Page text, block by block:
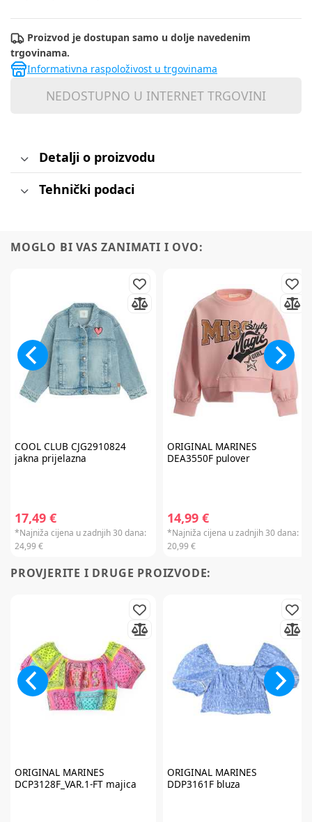
Proizvod je dostupan samo u dolje navedenim
trgovinama.
Informativna raspoloživost u trgovinama
NEDOSTUPNO U INTERNET TRGOVINI
Detalji o proizvodu
Tehnički podaci
MOGLO BI VAS ZANIMATI I OVO:
COOL CLUB CJG2910824
jakna prijelazna
17,49 €
*Najniža cijena u zadnjih 30 dana:
24,99 €
ORIGINAL MARINES
DEA3550F pulover
14,99 €
*Najniža cijena u zadnjih 30 dana:
20,99 €
PROVJERITE I DRUGE PROIZVODE:
ORIGINAL MARINES
DCP3128F_VAR.1-FT majica
ORIGINAL MARINES
DDP3161F bluza
7% popusta
Želim primati newsletter
PRIJAVITE SE
*Prijavom na newsletter pristajete da vam tvrtka AKIDS HR d.o.o. može
slati razne personalizirane komercijalne poruke na vašu e-mail adresu te
da se slažete sopćim uvjetima
* Promo kod za popust zaprimit ćete e-mailom u roku od 24 sata od prijave.
akcijama i klupskim pogodnostima. Popusti se ne zbrajaju. Promo kod za
popust vrijedi 30 dana.